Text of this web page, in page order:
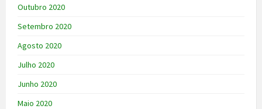
Outubro 2020
Setembro 2020
Agosto 2020
Julho 2020
Junho 2020
Maio 2020